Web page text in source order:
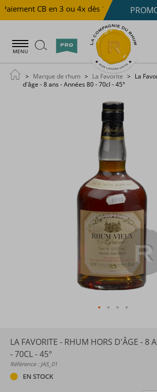
CB en 3 ou 4x dès 100 €
MENU
Marque de rhum La Favorite
La
d'âge - 8 ans - Années 80 - 70cl - 45°
LA FAVORITE - RHUM HORS D'ÂGE - 8
- 70CL - 45°
Référence : JAS_01
EN STOCK